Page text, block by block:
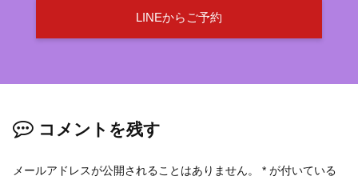
LINEからご予約
コメントを残す
メールアドレスが公開されることはありません。 * が付いている